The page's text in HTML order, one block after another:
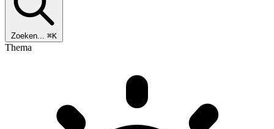
Zoeken... ⌘K
Thema